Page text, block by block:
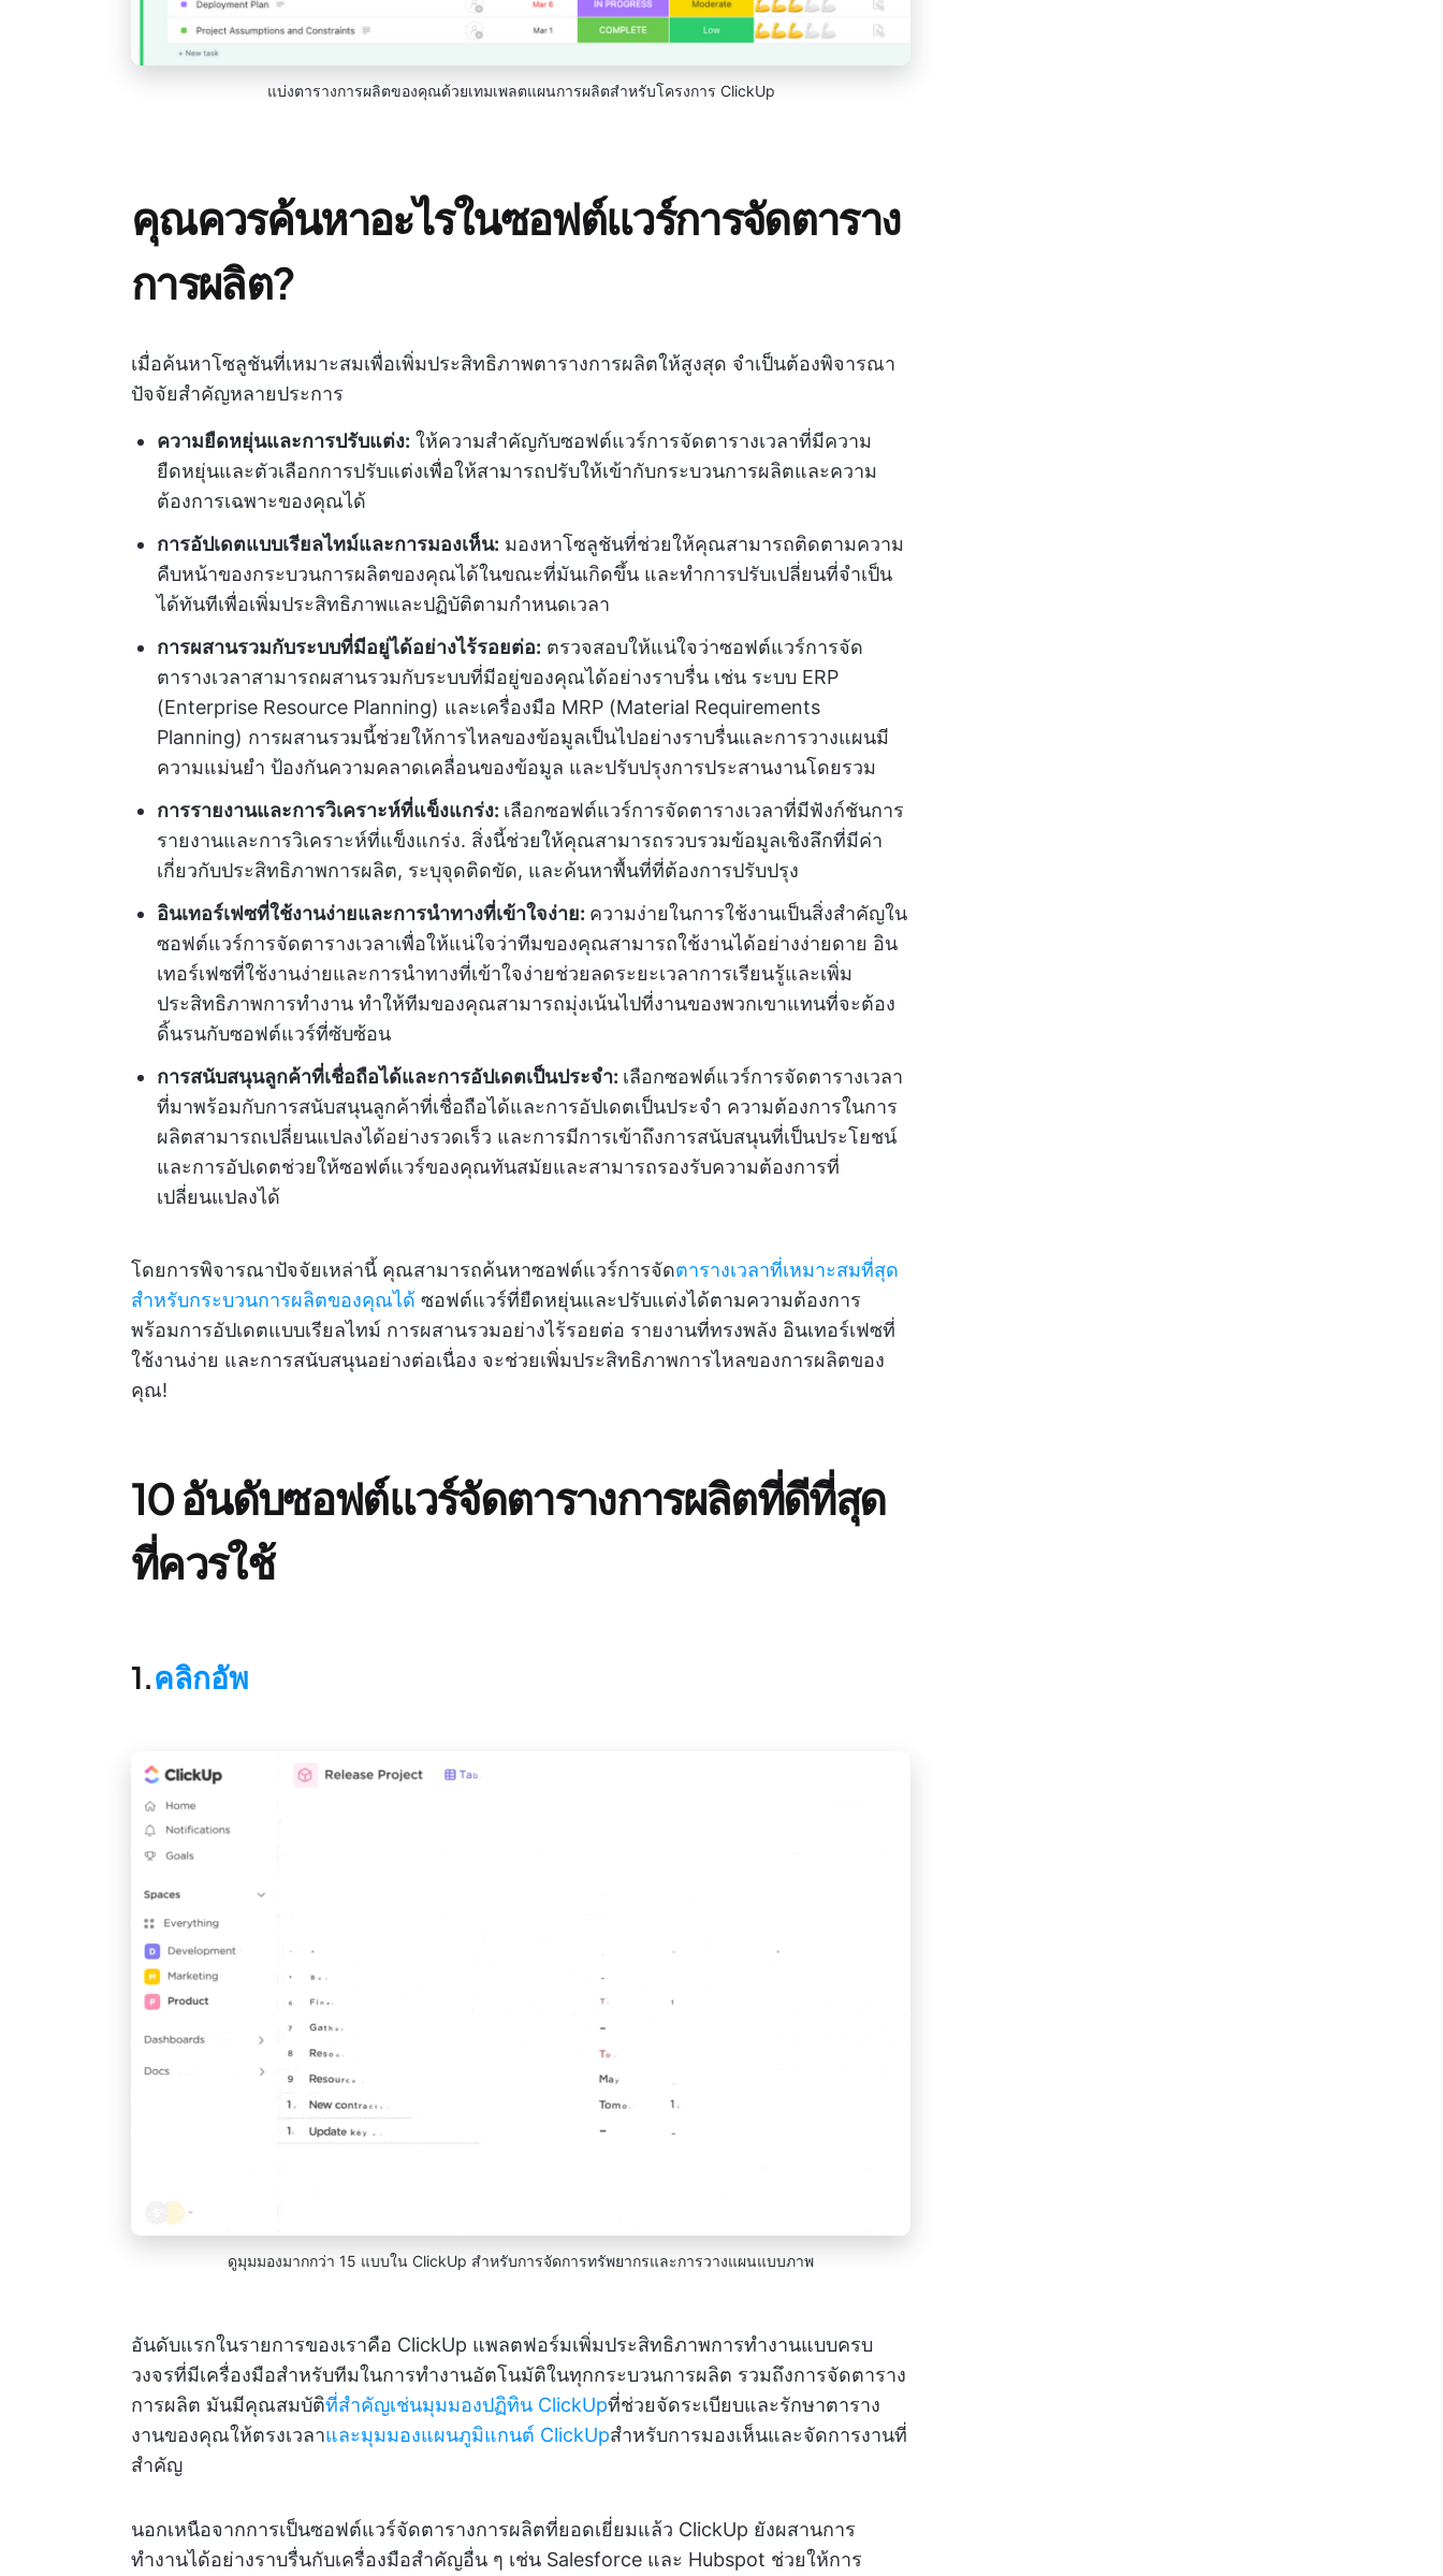
แบ่งตารางการผลิตของคุณด้วยเทมเพลตแผนการผลิตสำหรับโครงการ ClickUp
คุณควรค้นหาอะไรในซอฟต์แวร์การจัดตาราง
การผลิต?
เมื่อค้นหาโซลูชันที่เหมาะสมเพื่อเพิ่มประสิทธิภาพตารางการผลิตให้สูงสุด จำเป็นต้องพิจารณา
ปัจจัยสำคัญหลายประการ
ความยืดหยุ่นและการปรับแต่ง: ให้ความสำคัญกับซอฟต์แวร์การจัดตารางเวลาที่มีความ
ยืดหยุ่นและตัวเลือกการปรับแต่งเพื่อให้สามารถปรับให้เข้ากับกระบวนการผลิตและความ
ต้องการเฉพาะของคุณได้
การอัปเดตแบบเรียลไทม์และการมองเห็น: มองหาโซลูชันที่ช่วยให้คุณสามารถติดตามความ
คืบหน้าของกระบวนการผลิตของคุณได้ในขณะที่มันเกิดขึ้น และทำการปรับเปลี่ยนที่จำเป็น
ได้ทันทีเพื่อเพิ่มประสิทธิภาพและปฏิบัติตามกำหนดเวลา
การผสานรวมกับระบบที่มีอยู่ได้อย่างไร้รอยต่อ: ตรวจสอบให้แน่ใจว่าซอฟต์แวร์การจัด
ตารางเวลาสามารถผสานรวมกับระบบที่มีอยู่ของคุณได้อย่างราบรื่น เช่น ระบบ ERP
(Enterprise Resource Planning) และเครื่องมือ MRP (Material Requirements
Planning) การผสานรวมนี้ช่วยให้การไหลของข้อมูลเป็นไปอย่างราบรื่นและการวางแผนมี
ความแม่นยำ ป้องกันความคลาดเคลื่อนของข้อมูล และปรับปรุงการประสานงานโดยรวม
การรายงานและการวิเคราะห์ที่แข็งแกร่ง: เลือกซอฟต์แวร์การจัดตารางเวลาที่มีฟังก์ชันการ
รายงานและการวิเคราะห์ที่แข็งแกร่ง. สิ่งนี้ช่วยให้คุณสามารถรวบรวมข้อมูลเชิงลึกที่มีค่า
เกี่ยวกับประสิทธิภาพการผลิต, ระบุจุดติดขัด, และค้นหาพื้นที่ที่ต้องการปรับปรุง
อินเทอร์เฟซที่ใช้งานง่ายและการนำทางที่เข้าใจง่าย: ความง่ายในการใช้งานเป็นสิ่งสำคัญใน
ซอฟต์แวร์การจัดตารางเวลาเพื่อให้แน่ใจว่าทีมของคุณสามารถใช้งานได้อย่างง่ายดาย อิน
เทอร์เฟซที่ใช้งานง่ายและการนำทางที่เข้าใจง่ายช่วยลดระยะเวลาการเรียนรู้และเพิ่ม
ประสิทธิภาพการทำงาน ทำให้ทีมของคุณสามารถมุ่งเน้นไปที่งานของพวกเขาแทนที่จะต้อง
ดิ้นรนกับซอฟต์แวร์ที่ซับซ้อน
การสนับสนุนลูกค้าที่เชื่อถือได้และการอัปเดตเป็นประจำ: เลือกซอฟต์แวร์การจัดตารางเวลา
ที่มาพร้อมกับการสนับสนุนลูกค้าที่เชื่อถือได้และการอัปเดตเป็นประจำ ความต้องการในการ
ผลิตสามารถเปลี่ยนแปลงได้อย่างรวดเร็ว และการมีการเข้าถึงการสนับสนุนที่เป็นประโยชน์
และการอัปเดตช่วยให้ซอฟต์แวร์ของคุณทันสมัยและสามารถรองรับความต้องการที่
เปลี่ยนแปลงได้
โดยการพิจารณาปัจจัยเหล่านี้ คุณสามารถค้นหาซอฟต์แวร์การจัดตารางเวลาที่เหมาะสมที่สุด
สำหรับกระบวนการผลิตของคุณได้ ซอฟต์แวร์ที่ยืดหยุ่นและปรับแต่งได้ตามความต้องการ
พร้อมการอัปเดตแบบเรียลไทม์ การผสานรวมอย่างไร้รอยต่อ รายงานที่ทรงพลัง อินเทอร์เฟซที่
ใช้งานง่าย และการสนับสนุนอย่างต่อเนื่อง จะช่วยเพิ่มประสิทธิภาพการไหลของการผลิตของ
คุณ!
10 อันดับซอฟต์แวร์จัดตารางการผลิตที่ดีที่สุด
ที่ควรใช้
1.คลิกอัพ
ดูมุมมองมากกว่า 15 แบบใน ClickUp สำหรับการจัดการทรัพยากรและการวางแผนแบบภาพ
อันดับแรกในรายการของเราคือ ClickUp แพลตฟอร์มเพิ่มประสิทธิภาพการทำงานแบบครบ
วงจรที่มีเครื่องมือสำหรับทีมในการทำงานอัตโนมัติในทุกกระบวนการผลิต รวมถึงการจัดตาราง
การผลิต มันมีคุณสมบัติที่สำคัญเช่นมุมมองปฏิทิน ClickUpที่ช่วยจัดระเบียบและรักษาตาราง
งานของคุณให้ตรงเวลาและมุมมองแผนภูมิแกนต์ ClickUpสำหรับการมองเห็นและจัดการงานที่
สำคัญ
นอกเหนือจากการเป็นซอฟต์แวร์จัดตารางการผลิตที่ยอดเยี่ยมแล้ว ClickUp ยังผสานการ
ทำงานได้อย่างราบรื่นกับเครื่องมือสำคัญอื่น ๆ เช่น Salesforce และ Hubspot ช่วยให้การ